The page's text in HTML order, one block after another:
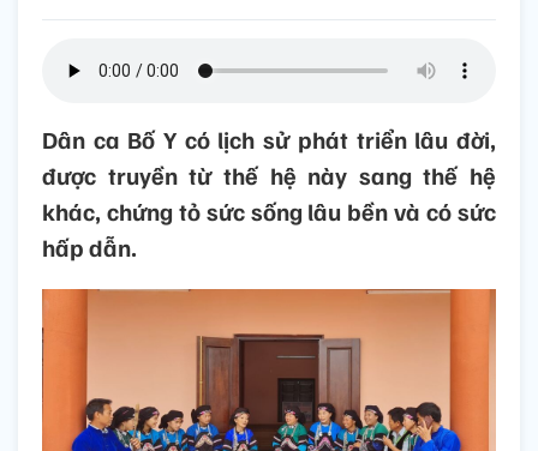
Dân ca Bố Y có lịch sử phát triển lâu đời,
được truyền từ thế hệ này sang thế hệ
khác, chứng tỏ sức sống lâu bền và có sức
hấp dẫn.